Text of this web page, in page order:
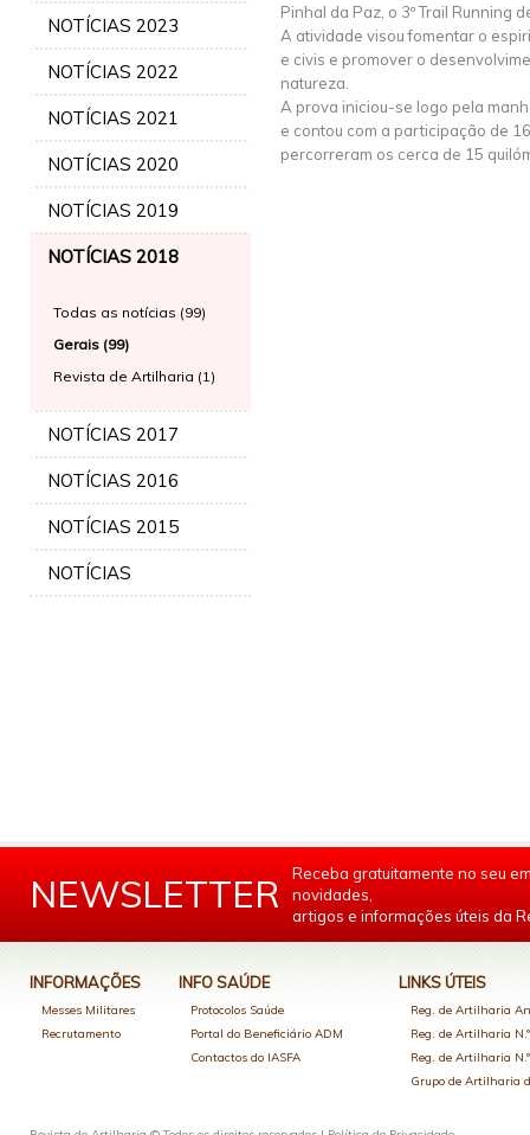
NOTÍCIAS 2023
NOTÍCIAS 2022
NOTÍCIAS 2021
NOTÍCIAS 2020
NOTÍCIAS 2019
NOTÍCIAS 2018
Todas as notícias (99)
Gerais (99)
Revista de Artilharia (1)
NOTÍCIAS 2017
NOTÍCIAS 2016
NOTÍCIAS 2015
NOTÍCIAS
Pinhal da Paz, o 3º Trail Running
A atividade visou fomentar o
e civis e promover o
natureza.
A prova iniciou-se logo pela
e contou com a participação de
percorreram os cerca de 15
NEWSLETTER
Receba gratuitamente no seu
novidades,
artigos e informações úteis da
INFORMAÇÕES
Messes Militares
Recrutamento
INFO SAÚDE
Protocolos Saúde
Portal do Beneficiário ADM
Contactos do IASFA
LINKS ÚTEIS
Reg. de Artilharia
Reg. de Artilharia
Reg. de Artilharia
Grupo de Artilharia